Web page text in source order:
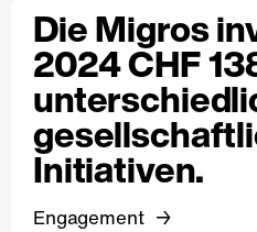
Die Migros
2024 CHF
Initiativen.
Engagement